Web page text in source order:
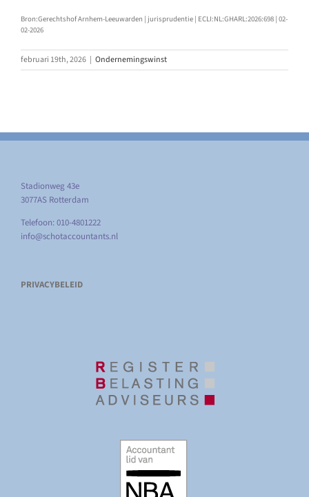
Bron:Gerechtshof Arnhem-Leeuwarden | jurisprudentie | ECLI:NL:GHARL:2026:698 | 02-
02-2026
februari 19th, 2026 | Ondernemingswinst
Stadionweg 43e
3077AS Rotterdam
Telefoon: 010-4801222
info@schotaccountants.nl
PRIVACYBELEID